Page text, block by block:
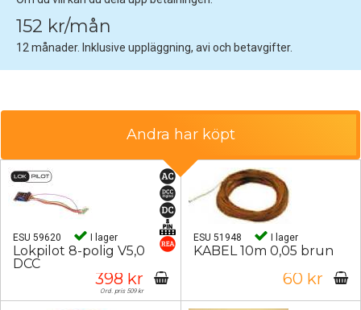
152 kr/mån
12 månader. Inklusive uppläggning, avi och betavgifter.
Andra har köpt
ESU 59620 I lager
Lokpilot 8-polig V5,0
DCC
398 kr
Ord. pris 509 kr
ESU 51948 I lager
KABEL 10m 0,05 brun
60 kr